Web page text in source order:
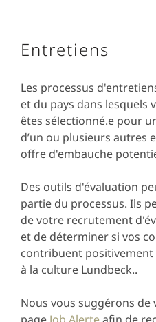
Entretiens
Les processus
et du pays dans lesquels
êtes sélectionné.e pour
d’un ou plusieurs autres
offre d'embauche
Des outils d'évaluation
partie du processus. Ils
de votre recrutement
et de déterminer si vos
contribuent
à la culture Lundbeck..
Nous vous suggérons